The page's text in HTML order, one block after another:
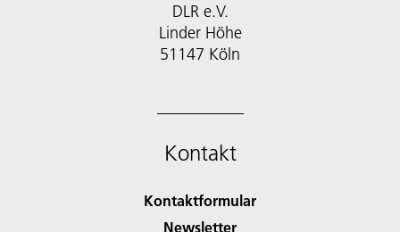
DLR e.V.
Linder Höhe
51147 Köln
Kontakt
Kontaktformular
Newsletter